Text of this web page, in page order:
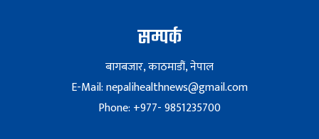
सम्पर्क
बागबजार, काठमाडौं, नेपाल
E-Mail: nepalihealthnews@gmail.com
Phone: +977- 9851235700